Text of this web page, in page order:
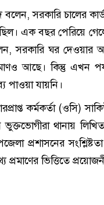
সরকারি চালের
এক বছর পেরিয়ে
সরকারি ঘর দেওয়ার
আছে। কিন্তু এখন
পাওয়া যায়নি।
কর্মকর্তা (ওসি)
ভুক্তভোগীরা থানায়
প্রশাসনের
প্রমাণের ভিত্তিতে